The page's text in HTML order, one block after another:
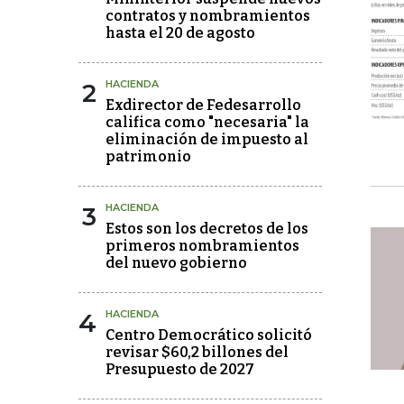
contratos y nombramientos
hasta el 20 de agosto
2 HACIENDA
Exdirector de Fedesarrollo
califica como "necesaria" la
eliminación de impuesto al
patrimonio
3 HACIENDA
Estos son los decretos de los
primeros nombramientos
del nuevo gobierno
4 HACIENDA
Centro Democrático solicitó
revisar $60,2 billones del
Presupuesto de 2027